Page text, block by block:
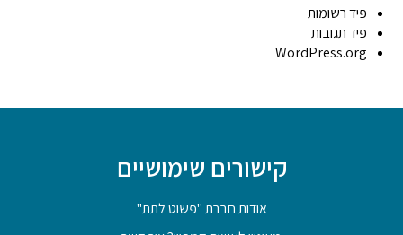
פיד רשומות
פיד תגובות
WordPress.org
קישורים שימושיים
אודות חברת "פשוט לתת"